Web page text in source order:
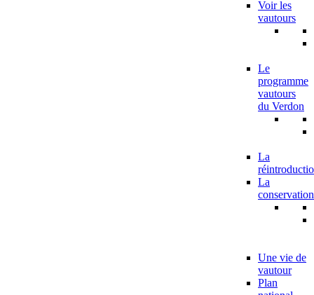
Voir les
vautours
Le
programme
vautours
du Verdon
La
La
conservation
Une vie de
vautour
Plan